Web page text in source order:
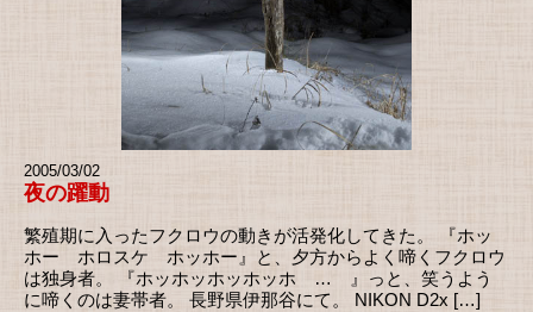
2005/03/02
夜の躍動
繁殖期に入ったフクロウの動きが活発化してきた。 『ホッ
ホー ホロスケ ホッホー』と、夕方からよく啼くフクロウ
は独身者。 『ホッホッホッホッホ … 』っと、笑うよう
に啼くのは妻帯者。 長野県伊那谷にて。 NIKON D2x […]